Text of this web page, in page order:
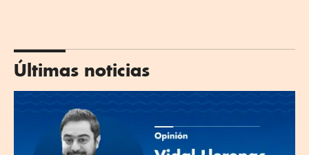
Últimas noticias